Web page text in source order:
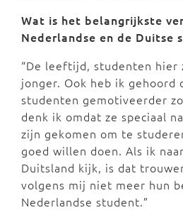
Wat is het belangrijkste
Nederlandse en de Duitse
“De leeftijd, studenten hier
jonger. Ook heb ik gehoord
studenten gemotiveerder
denk ik omdat ze speciaal
zijn gekomen om te
goed willen doen. Als ik
Duitsland kijk, is dat
volgens mij niet meer hun
Nederlandse student.”